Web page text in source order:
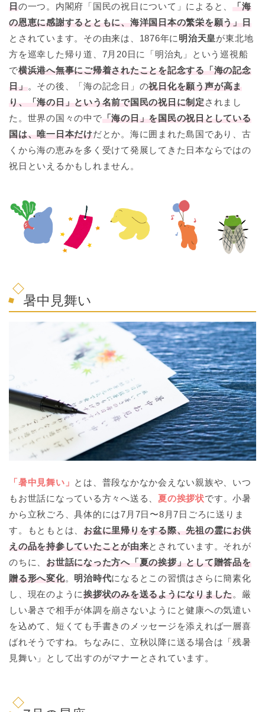
日 の一つ。内閣府「国民の祝日について」によると、
「海
の恩恵に感謝するとともに、海洋国日本の繁栄を願う」日
とされています。その由来は、1876年に 明治天皇が東北地
方を巡幸した帰り道、7月20日に「明治丸」という巡視船
で横浜港へ無事にご帰着されたことを記念する「海の記念
日」
。その後、「海の記念日」の祝日化を願う声が高ま
り、「海の日」という名前で国民の祝日に制定 されまし
た。世界の国々の中で 「海の日」を国民の祝日としている
国は、唯一日本だけだとか。海に囲まれた島国であり、古
くから海の恵みを多く受けて発展してきた日本ならではの
祝日といえるかもしれません。
暑中見舞い
「暑中見舞い」 とは、普段なかなか会えない親族や、いつ
もお世話になっている方々へ送る、夏の挨拶状です。小暑
から立秋ごろ、具体的には7月7日〜8月7日ごろに送りま
す。もともとは、 お盆に里帰りをする際、先祖の霊にお供
えの品を持参していたことが由来とされています。それが
のちに、 お世話になった方へ「夏の挨拶」として贈答品を
贈る形へ変化。 明治時代になるとこの習慣はさらに簡素化
し、現在のように挨拶状のみを送るようになりました 。厳
しい暑さで相手が体調を崩さないようにと健康への気遣い
を込めて、短くても手書きのメッセージを添えれば一層喜
ばれそうですね。ちなみに、立秋以降に送る場合は「残暑
見舞い」として出すのがマナーとされています。